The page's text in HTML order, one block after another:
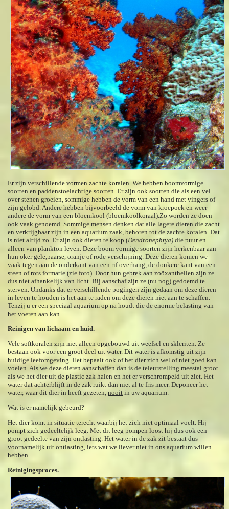
Er zijn verschillende vormen zachte koralen. We hebben boomvormige
soorten en paddenstoelachtige soorten. Er zijn ook soorten die als een vel
over stenen groeien, sommige hebben de vorm van een hand met vingers of
zijn gelobd. Andere hebben bijvoorbeeld de vorm van kroepoek en weer
andere de vorm van een bloemkool (bloemkoolkoraal).Zo worden ze doen
ook vaak genoemd. Sommige mensen denken dat alle lagere dieren die zacht
en verkrijgbaar zijn in een aquarium zaak, behoren tot de zachte koralen. Dat
is niet altijd zo. Er zijn ook dieren te koop (Dendronephtya) die puur en
alleen van plankton leven. Deze boom vormige soorten zijn herkenbaar aan
hun oker gele,paarse, oranje of rode verschijning. Deze dieren komen we
vaak tegen aan de onderkant van een rif overhang, de donkere kant van een
steen of rots formatie (zie foto). Door hun gebrek aan zoöxanthellen zijn ze
dus niet afhankelijk van licht. Bij aanschaf zijn ze (nu nog) gedoemd te
sterven. Ondanks dat er verschillende pogingen zijn gedaan om deze dieren
in leven te houden is het aan te raden om deze dieren niet aan te schaffen.
Tenzij u er een speciaal aquarium op na houdt die de enorme belasting van
het voeren aan kan.
Reinigen van lichaam en huid.
Vele softkoralen zijn niet alleen opgebouwd uit weefsel en skleriten. Ze
bestaan ook voor een groot deel uit water. Dit water is afkomstig uit zijn
huidige leefomgeving. Het bepaalt ook of het dier zich wel of niet goed kan
voelen. Als we deze dieren aanschaffen dan is de teleurstelling meestal groot
als we het dier uit de plastic zak halen en het er verschrompeld uit ziet. Het
water dat achterblijft in de zak ruikt dan niet al te fris meer. Deponeer het
water, waar dit dier in heeft gezeten,nooit in uw aquarium.
Wat is er namelijk gebeurd?
Het dier komt in situatie terecht waarbij het zich niet optimaal voelt. Hij
pompt zich gedeeltelijk leeg. Met dit leeg pompen loost hij dus ook een
groot gedeelte van zijn ontlasting. Het water in de zak zit bestaat dus
voornamelijk uit ontlasting, iets wat we liever niet in ons aquarium willen
hebben.
Reinigingsproces.